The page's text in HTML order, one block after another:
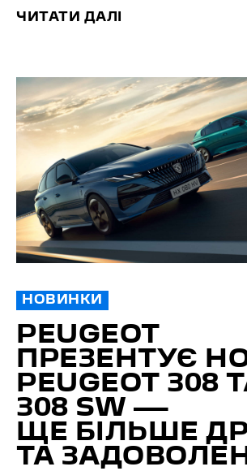
ЧИТАТИ ДАЛІ
НОВИНКИ
PEUGEOT
ПРЕЗЕНТУЄ
PEUGEOT 308
308 SW —
ЩЕ БІЛЬШЕ
ТА